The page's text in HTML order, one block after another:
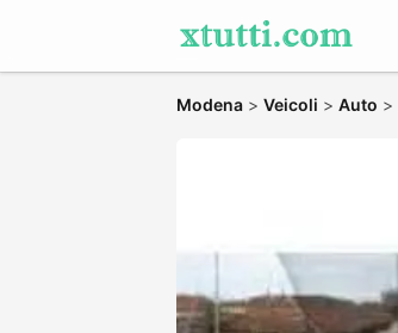
Modena > Veicoli > Auto >